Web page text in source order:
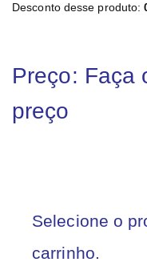
Desconto desse produto:
Preço: Faça
preço
Selecione o
carrinho.